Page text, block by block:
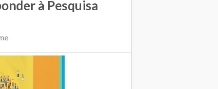
à Pesquisa